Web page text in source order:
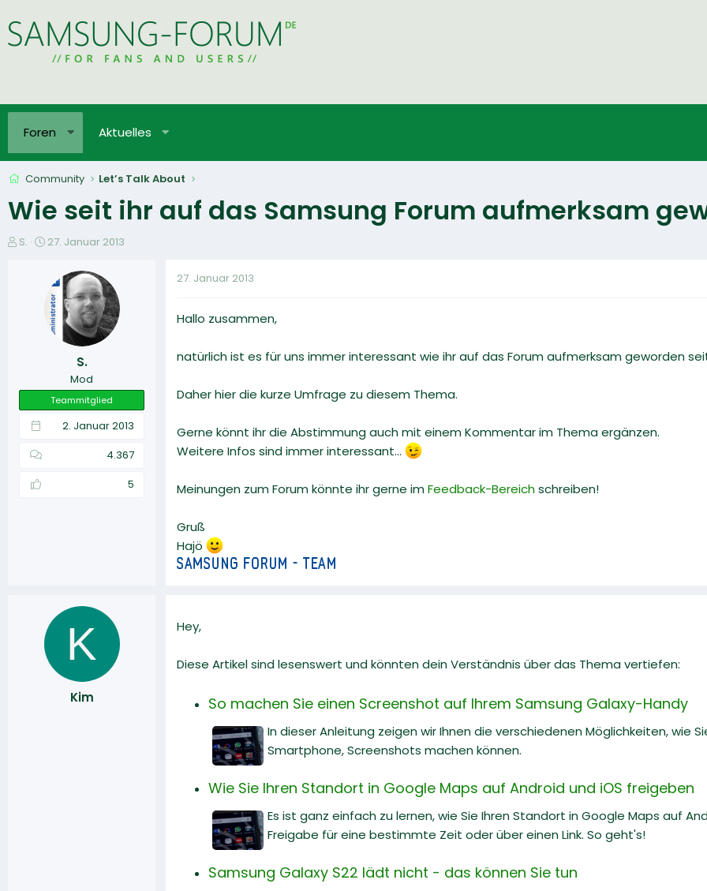
Foren Aktuelles
Community Let’s Talk About
Wie seit ihr auf das Samsung Forum aufmerksam
E
S.
E
e
27. Januar 2013
S.
Mod
Teammitglied
2. Januar 2013
4.367
5
27. Januar 2013
Hallo zusammen,
natürlich ist es für uns immer interessant wie ihr auf das Forum aufmerksam geworden
Daher hier die kurze Umfrage zu diesem Thema.
Gerne könnt ihr die Abstimmung auch mit einem Kommentar im Thema ergänzen.
Weitere Infos sind immer interessant...
Meinungen zum Forum könnte ihr gerne imFeedback-Bereich schreiben!
Gruß
Hajö
K
Kim
Hey,
Diese Artikel sind lesenswert und könnten dein Verständnis über das Thema vertiefen:
So machen Sie einen Screenshot auf Ihrem Samsung Galaxy-Handy
In dieser Anleitung zeigen wir Ihnen die verschiedenen Möglichkeiten, wie
Smartphone, Screenshots machen können.
Wie Sie Ihren Standort in Google Maps auf Android und iOS freigeben
Es ist ganz einfach zu lernen, wie Sie Ihren Standort in Google Maps auf
Freigabe für eine bestimmte Zeit oder über einen Link. So geht's!
Samsung Galaxy S22 lädt nicht - das können Sie tun